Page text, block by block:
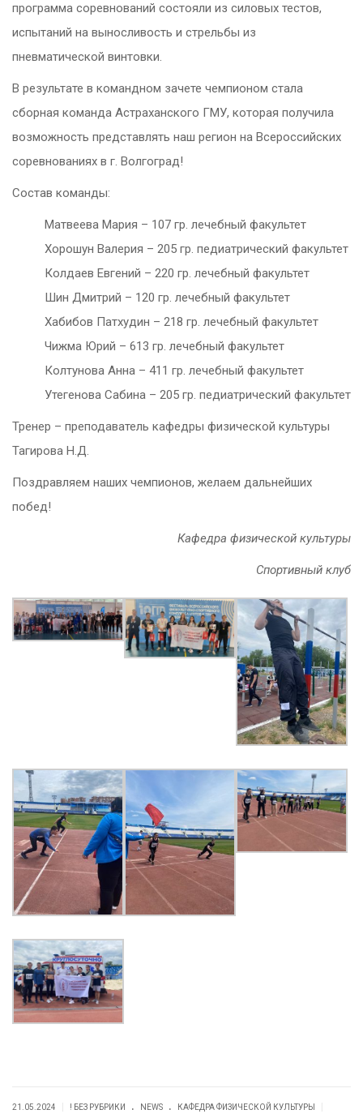
программа соревнований состояли из силовых тестов,
испытаний на выносливость и стрельбы из
пневматической винтовки.
В результате в командном зачете чемпионом стала
сборная команда Астраханского ГМУ, которая получила
возможность представлять наш регион на Всероссийских
соревнованиях в г. Волгоград!
Состав команды:
Матвеева Мария – 107 гр. лечебный факультет
Хорошун Валерия – 205 гр. педиатрический факультет
Колдаев Евгений – 220 гр. лечебный факультет
Шин Дмитрий – 120 гр. лечебный факультет
Хабибов Патхудин – 218 гр. лечебный факультет
Чижма Юрий – 613 гр. лечебный факультет
Колтунова Анна – 411 гр. лечебный факультет
Утегенова Сабина – 205 гр. педиатрический факультет
Тренер – преподаватель кафедры физической культуры
Тагирова Н.Д.
Поздравляем наших чемпионов, желаем дальнейших
побед!
Кафедра физической культуры
Спортивный клуб
21.05.2024 ! БЕЗ РУБРИКИ . NEWS . КАФЕДРА ФИЗИЧЕСКОЙ КУЛЬТУРЫ